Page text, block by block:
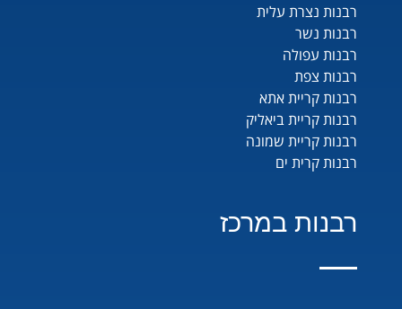
רבנות נצרת עלית
רבנות נשר
רבנות עפולה
רבנות צפת
רבנות קריית אתא
רבנות קריית ביאליק
רבנות קריית שמונה
רבנות קרית ים
רבנות במרכז